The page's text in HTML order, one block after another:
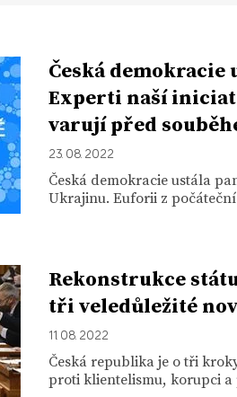
Česká
Experti naší
varují před
23. 08. 2022
Česká demokracie ustála
Ukrajinu. Euforii z
Rekonstrukce
tři veledůležité
11. 08. 2022
Česká republika je o tři
proti klientelismu, korupci a